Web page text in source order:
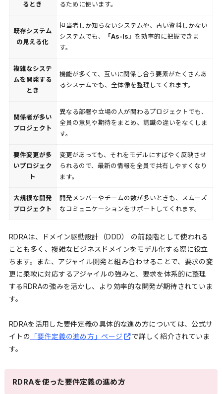
るとき
るために使います。
既存システム
の見える化
担当者しか知らないシステムや、古い資料しかない
システムでも、
「As-Is」 を効率的に把握できま
す。
複雑なシステ
ムを開発する
とき
機能が多くて、互いに関係し合う要素がたくさんあ
るシステムでも、全体像を整理してくれます。
関係者が多い
プロジェクト
異なる部署や立場の人が関わるプロジェクトでも、
全員の意見や期待をまとめ、認識の違いをなくしま
す。
要件変更が多
いプロジェク
ト
変更があっても、それをモデルにすばやく反映させ
られるので、最新の情報を全員で共有しやすくなり
ます。
大規模な開発
プロジェクト
開発メンバーやチームの数が多いときも、スムーズ
なコミュニケーションをサポートしてくれます。
RDRAは、ドメイン駆動設計（DDD） の前段階として使われる
ことも多く、複雑なビジネスドメインをモデル化する際に役立
ちます。また、アジャイル開発と組み合わせることで、要求の変
更に柔軟に対応するアジャイルの強みと、要求を体系的に整理
するRDRAの強みを活かし、より効率的な開発が期待されていま
す。
RDRAを活用した要件定義の具体的な進め方については、公式サ
イトの 「要件定義の進め方」ページ
で詳しく紹介されていま
す。
RDRAを使った要件定義の進め方